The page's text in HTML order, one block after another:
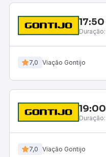
17:50
Duração:
7,0 Viação Gontijo
19:00
Duração:
7,0 Viação Gontijo